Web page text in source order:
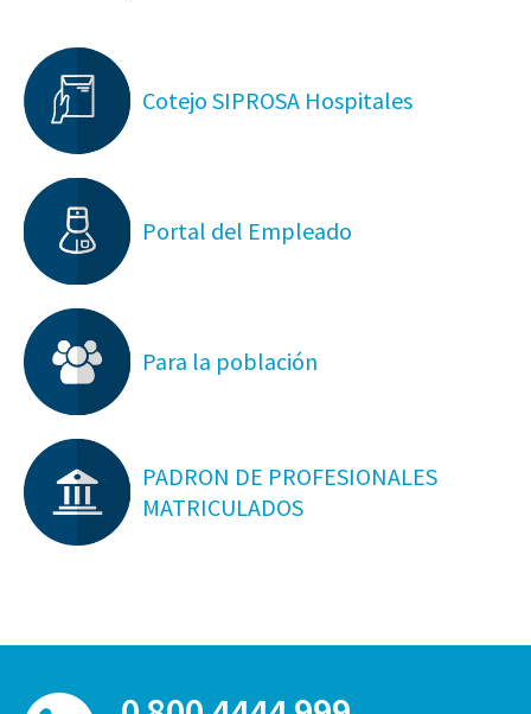
Cotejo SIPROSA Hospitales
Portal del Empleado
Para la población
PADRON DE PROFESIONALES
MATRICULADOS